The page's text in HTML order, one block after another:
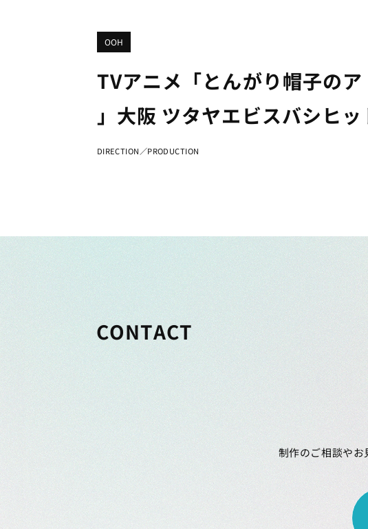
OOH
TVアニメ「とんがり帽子のア
」大阪 ツタヤエビスバシヒッ
ン 広告
DIRECTION／PRODUCTION
CONTACT
制作のご相談や